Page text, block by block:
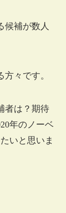
候補が数人
々です。
者は？期待
年のノーベ
いと思いま